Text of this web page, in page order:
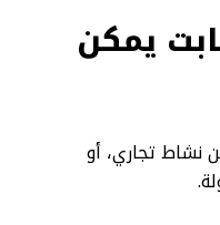
يمكن
نشاط تجاري، أو